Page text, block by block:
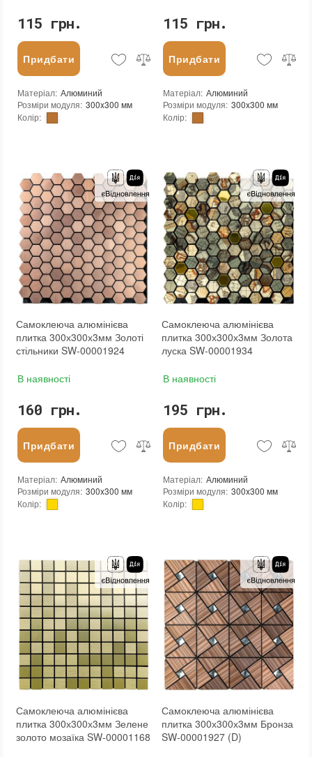
115 грн.
Придбати
Матеріал: Алюминий
Розміри модуля: 300x300 мм
Колір:
Основа: Самоклейка
Призначення:
В інтер'єрі, Для лазні, Для басейну, Для ванної кімнати та туалету, Для вітальні, Для душової, Для кухні, Для спальні, Для фартуха
Вага модуля: 0.2 кг
Товщина чіпа: 3 мм
Площа модуля: 0,09 м²
Країна виробника: Китай
Бренд: Sticker Wall
Тип поверхні: Матова
: новий
115 грн.
Придбати
Матеріал: Алюминий
Розміри модуля: 300x300 мм
Колір:
Основа: Самоклейка
Призначення:
В інтер'єрі, Для лазні, Для басейну, Для ванної кімнати та туалету, Для вітальні, Для душової, Для кухні, Для спальні, Для фартуха
Вага модуля: 0.2 кг
Товщина чіпа: 3 мм
Площа модуля: 0,09 м²
Країна виробника: Китай
Бренд: Sticker Wall
Тип поверхні: Матова
: новий
: Зі знижкою
Самоклеюча алюмінієва
плитка 300х300х3мм Золоті
стільники SW-00001924
В наявності
160 грн.
Придбати
Матеріал: Алюминий
Розміри модуля: 300x300 мм
Колір:
Основа: Самоклейка
Призначення:
В інтер'єрі, Для лазні, Для басейну, Для ванної кімнати та туалету, Для вітальні, Для душової, Для кухні, Для спальні, Для фартуха
Вага модуля: 0.2 кг
Товщина чіпа: 3 мм
Площа модуля: 0,09 м²
Країна виробника: Китай
Бренд: Sticker Wall
Тип поверхні: Матова
: новий
: Зі знижкою
Самоклеюча алюмінієва
плитка 300х300х3мм Золота
луска SW-00001934
В наявності
195 грн.
Придбати
Матеріал: Алюминий
Розміри модуля: 300x300 мм
Колір:
Основа: Самоклейка
Призначення:
В інтер'єрі, Для лазні, Для басейну, Для ванної кімнати та туалету, Для вітальні, Для душової, Для кухні, Для спальні, Для фартуха
Вага модуля: 0.2 кг
Товщина чіпа: 3 мм
Площа модуля: 0,09 м²
Країна виробника: Китай
Бренд: Sticker Wall
Тип поверхні: Матова
: новий
: Зі знижкою
Самоклеюча алюмінієва
плитка 300х300х3мм Зелене
золото мозаїка SW-00001168
Самоклеюча алюмінієва
плитка 300х300х3мм Бронза
SW-00001927 (D)